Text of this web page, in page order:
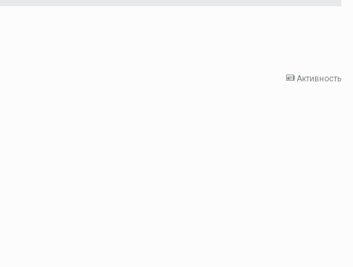
Активность